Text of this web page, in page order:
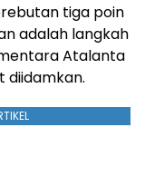
tiga poin
adalah langkah
Atalanta
diidamkan.